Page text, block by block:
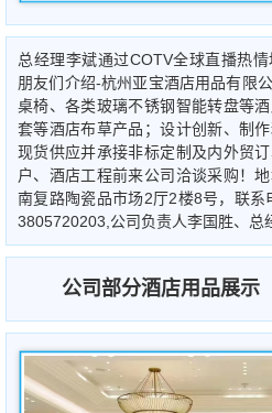
总经理李斌通过COTV全球直播热
朋友们介绍-杭州亚宝酒店用品有限
桌椅、各类玻璃不锈钢智能转盘等
套等酒店布草产品；设计创新、制
现货供应并承接非标定制及内外贸
户、酒店工程前来公司洽谈采购！
南复路陶瓷品市场2厅2楼8号，联
3805720203,公司负责人李国胜、总
公司部分酒店用品展示